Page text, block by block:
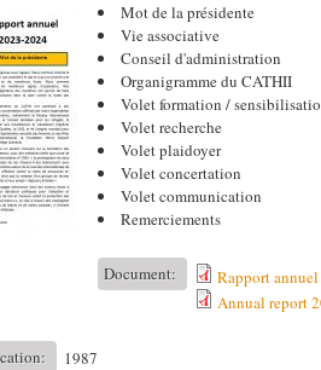
Mot de la présidente
Vie associative
Conseil d'administration
Organigramme du CATHII
Volet formation /
Volet recherche
Volet plaidoyer
Volet concertation
Volet communication
Remerciements
Document:
Rapport
Annual report
1987